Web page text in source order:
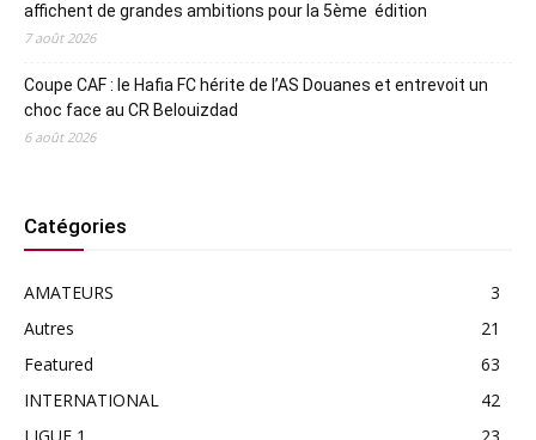
affichent de grandes ambitions pour la 5ème édition
7 août 2026
Coupe CAF : le Hafia FC hérite de l’AS Douanes et entrevoit un
choc face au CR Belouizdad
6 août 2026
Catégories
AMATEURS
3
Autres
21
Featured
63
INTERNATIONAL
42